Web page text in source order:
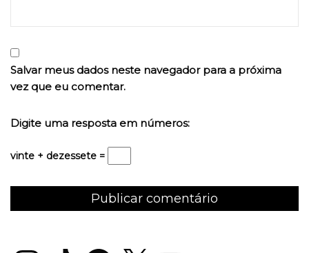
Salvar meus dados neste navegador para a próxima
vez que eu comentar.
Digite uma resposta em números:
vinte + dezessete =